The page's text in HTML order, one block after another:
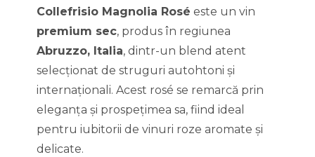
Collefrisio Magnolia Rosé este un vin
premium sec, produs în regiunea
Abruzzo, Italia, dintr-un blend atent
selecționat de struguri autohtoni și
internaționali. Acest rosé se remarcă prin
eleganța și prospețimea sa, fiind ideal
pentru iubitorii de vinuri roze aromate și
delicate.